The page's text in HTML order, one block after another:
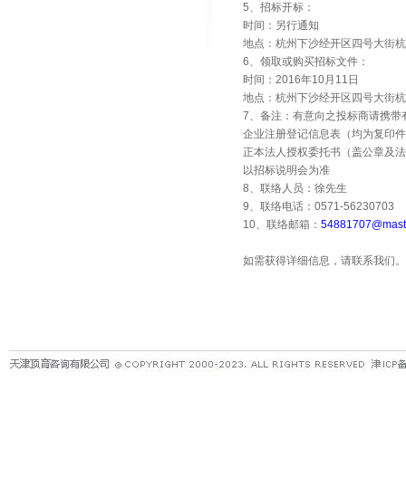
5、招标开标：
时间：另行通知
地点：杭州下沙经开区四号大街
6、领取或购买招标文件：
时间： 2016年10月 11 日
地点：杭州下沙经开区四号大街
7、备注：有意向之投标商请携
企业注册登记信息表（均为复印
正本法人授权委托书（盖公章及
以招标说明会为准
8、联络人员：徐先生
9、联络电话： 0571-56230703
10、联络邮箱：
如需获得详细信息，请联系我们。